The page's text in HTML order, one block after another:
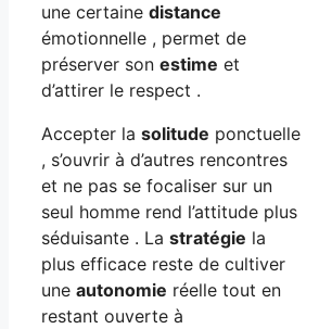
une certaine distance
émotionnelle , permet de
préserver son estime et
d’attirer le respect .
Accepter la solitude ponctuelle
, s’ouvrir à d’autres rencontres
et ne pas se focaliser sur un
seul homme rend l’attitude plus
séduisante . La stratégie la
plus efficace reste de cultiver
une autonomie réelle tout en
restant ouverte à